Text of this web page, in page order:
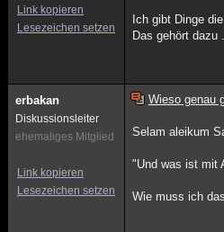
Link kopieren
Lesezeichen setzen
Ich gibt Dinge
Das gehört dazu
erbakan
Diskussionsleiter
ehemaliges Mitglied
Link kopieren
Lesezeichen setzen
Wieso genau
Selam aleikum
"Und was ist mit
Wie muss ich